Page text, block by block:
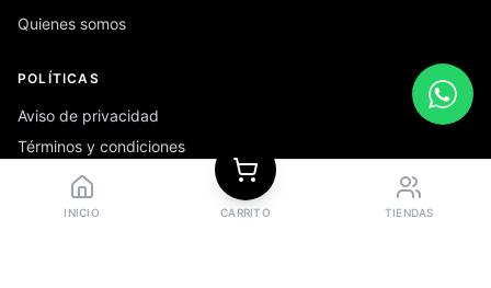
INICIO CARRITO TIENDAS
Quienes somos
POLÍTICAS
Aviso de privacidad
Términos y condiciones
Preguntas frecuentes